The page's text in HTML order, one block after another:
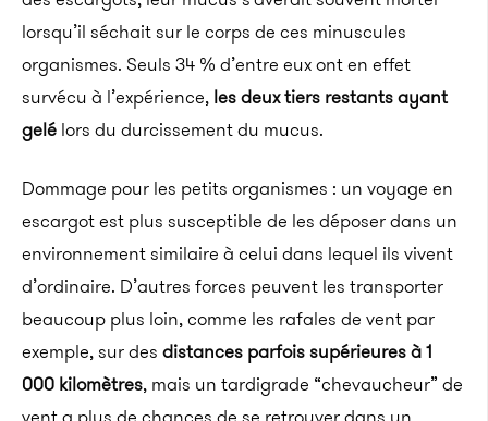
lorsqu’il séchait sur le corps de ces minuscules
organismes. Seuls 34 % d’entre eux ont en effet
survécu à l’expérience, les deux tiers restants ayant
gelé lors du durcissement du mucus.
Dommage pour les petits organismes : un voyage en
escargot est plus susceptible de les déposer dans un
environnement similaire à celui dans lequel ils vivent
d’ordinaire. D’autres forces peuvent les transporter
beaucoup plus loin, comme les rafales de vent par
exemple, sur des distances parfois supérieures à 1
000 kilomètres, mais un tardigrade “chevaucheur” de